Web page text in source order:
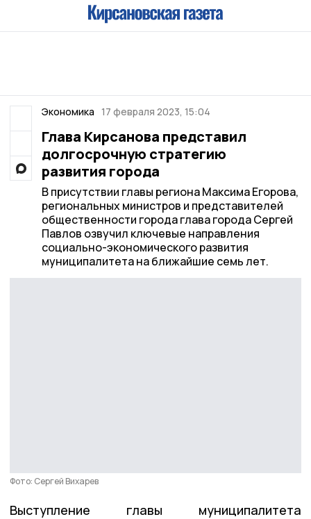
Экономика 17 февраля 2023, 15:04
Глава Кирсанова представил
долгосрочную стратегию
развития города
В присутствии главы региона Максима Егорова,
региональных министров и представителей
общественности города глава города Сергей
Павлов озвучил ключевые направления
социально-экономического развития
муниципалитета на ближайшие семь лет.
Фото: Сергей Вихарев
Выступление главы муниципалитета